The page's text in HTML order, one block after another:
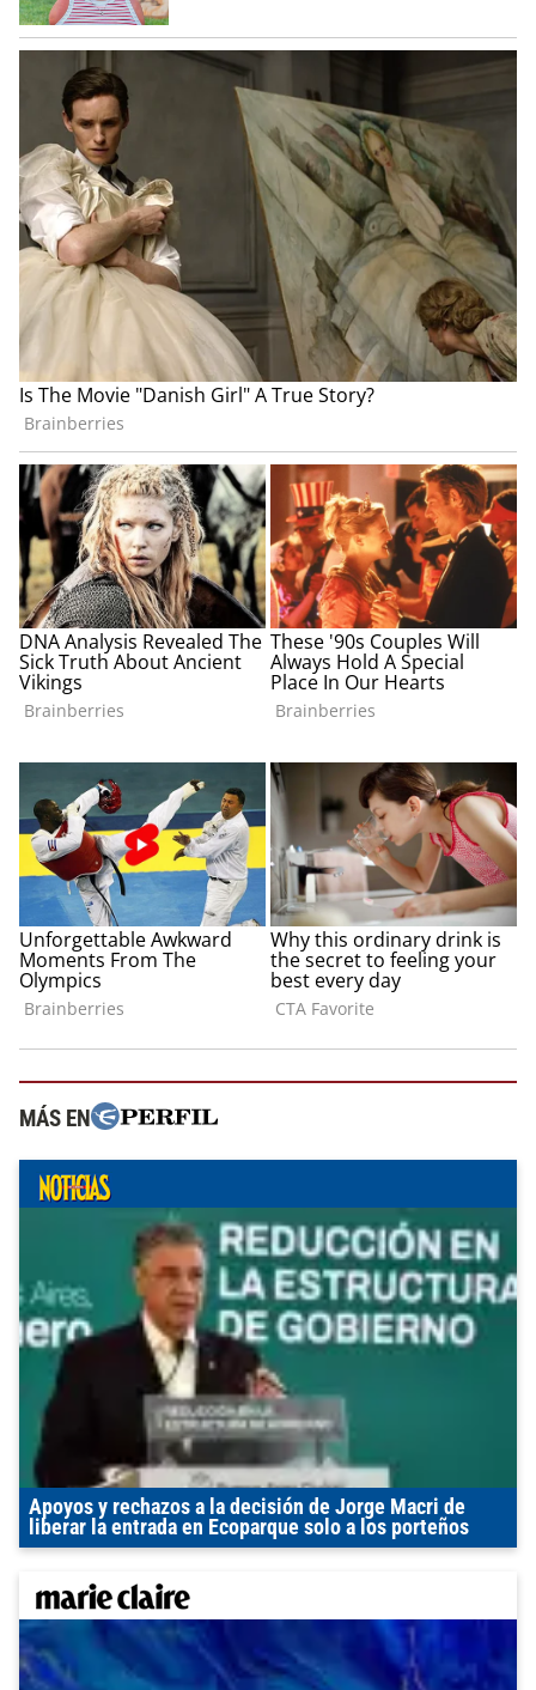
MÁS EN
Apoyos y rechazos a la decisión de Jorge Macri de
liberar la entrada en Ecoparque solo a los porteños